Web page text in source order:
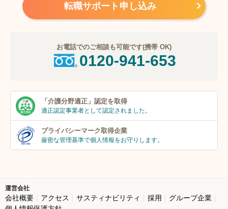
転職サポート申し込み
お電話でのご相談も可能です(携帯 OK)
0120-941-653
「介護分野適正」 認定を取得
適正認定事業者として認定されました。
プライバシーマーク取得企業
厳密な管理基準で個人情報をお守りします。
運営会社
会社概要 アクセス サスティナビリティ 採用
グループ企業